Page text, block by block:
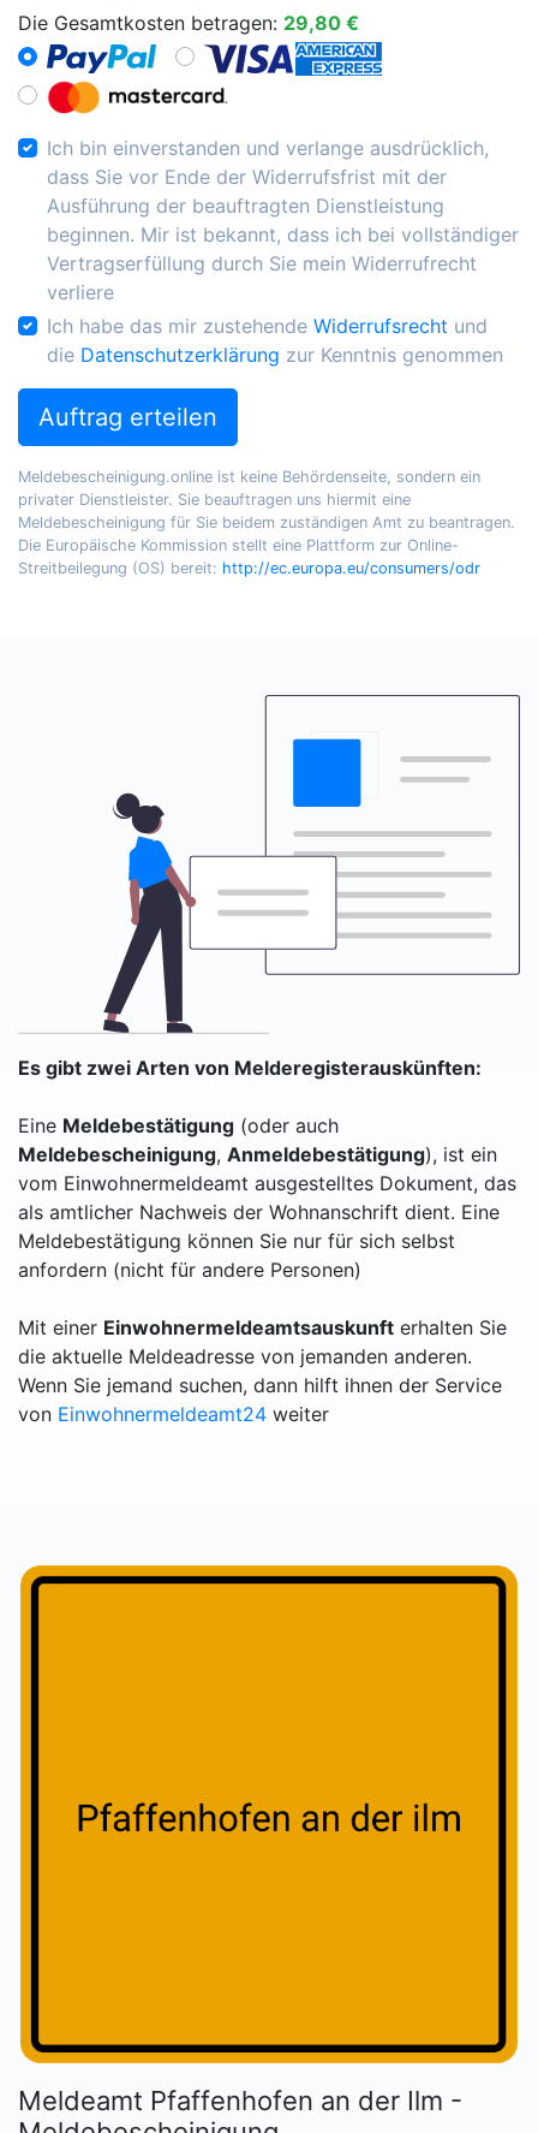
Die Gesamtkosten betragen: 29,80 €
Ich bin einverstanden und verlange ausdrücklich,
dass Sie vor Ende der Widerrufsfrist mit der
Ausführung der beauftragten Dienstleistung
beginnen. Mir ist bekannt, dass ich bei vollständiger
Vertragserfüllung durch Sie mein Widerrufrecht
verliere
Ich habe das mir zustehende Widerrufsrecht und
die Datenschutzerklärung zur Kenntnis genommen
Auftrag erteilen
Meldebescheinigung.online ist keine Behördenseite, sondern ein
privater Dienstleister. Sie beauftragen uns hiermit eine
Meldebescheinigung für Sie beidem zuständigen Amt zu beantragen.
Die Europäische Kommission stellt eine Plattform zur Online-
Streitbeilegung (OS) bereit: http://ec.europa.eu/consumers/odr
Es gibt zwei Arten von Melderegisterauskünften:
Eine Meldebestätigung (oder auch
Meldebescheinigung, Anmeldebestätigung), ist ein
vom Einwohnermeldeamt ausgestelltes Dokument, das
als amtlicher Nachweis der Wohnanschrift dient. Eine
Meldebestätigung können Sie nur für sich selbst
anfordern (nicht für andere Personen)
Mit einer Einwohnermeldeamtsauskunft erhalten Sie
die aktuelle Meldeadresse von jemanden anderen.
Wenn Sie jemand suchen, dann hilft ihnen der Service
von Einwohnermeldeamt24 weiter
Meldeamt Pfaffenhofen an der Ilm -